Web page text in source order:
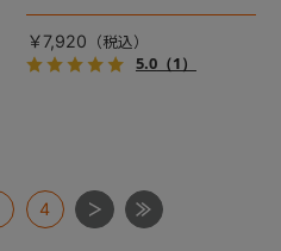
あごのせクッション。
￥7,920
5.0（1）
4